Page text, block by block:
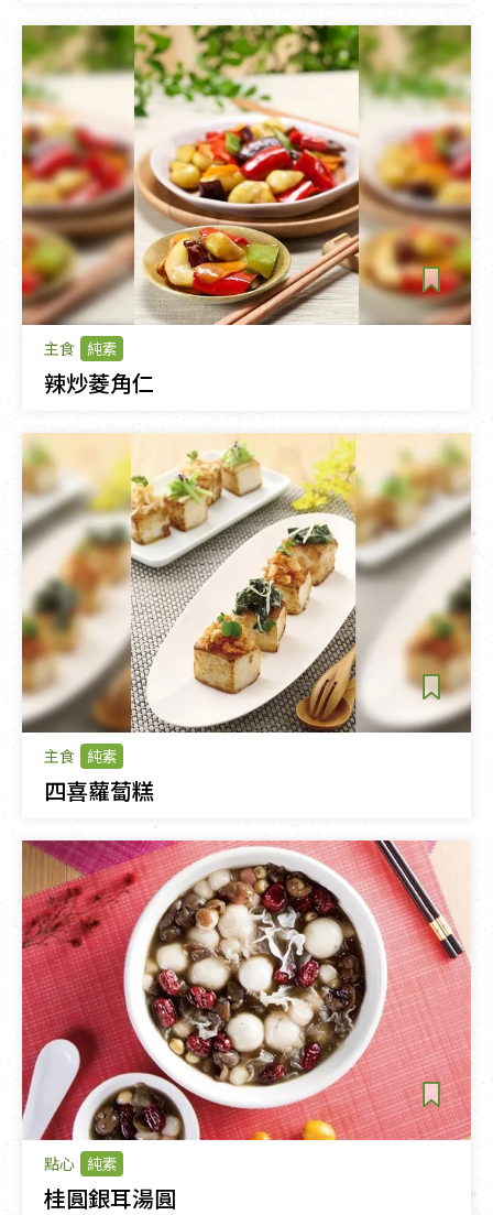
主食 純素
辣炒菱角仁
主食 純素
四喜蘿蔔糕
點心 純素
桂圓銀耳湯圓